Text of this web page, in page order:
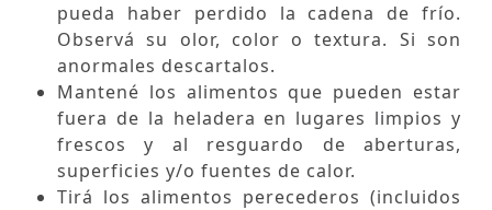
pueda haber perdido la cadena de frío.
Observá su olor, color o textura. Si son
anormales descartalos.
Mantené los alimentos que pueden estar
fuera de la heladera en lugares limpios y
frescos y al resguardo de aberturas,
superficies y/o fuentes de calor.
Tirá los alimentos perecederos (incluidos